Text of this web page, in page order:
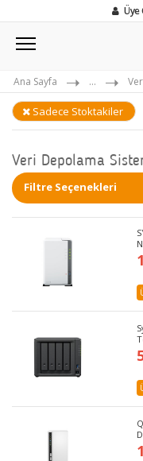
Üye
Ana Sayfa ...
Sadece Stoktakiler
Veri Depolama
Filtre Seçenekleri